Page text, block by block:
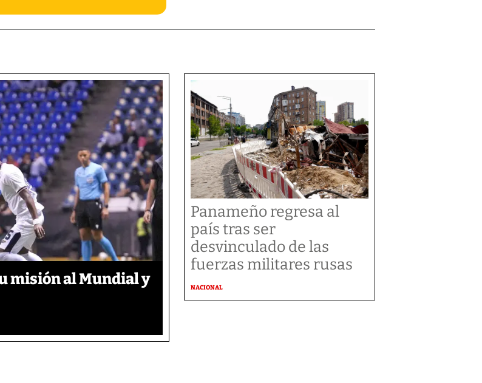
misión al Mundial y
Panameño regresa al
país tras ser
desvinculado de las
fuerzas militares rusas
NACIONAL